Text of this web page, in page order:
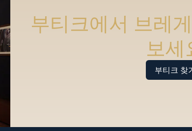
부티크에서 브레
보세
부티크 찾